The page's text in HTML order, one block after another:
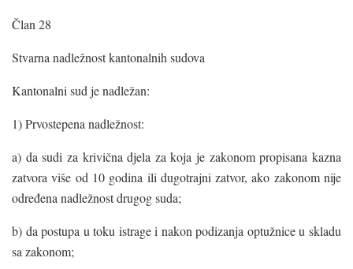
Član 28
Stvarna nadležnost kantonalnih sudova
Kantonalni sud je nadležan:
1) Prvostepena nadležnost:
a) da sudi za krivična djela za koja je zakonom propisana kazna
zatvora više od 10 godina ili dugotrajni zatvor, ako zakonom nije
određena nadležnost drugog suda;
b) da postupa u toku istrage i nakon podizanja optužnice u skladu
sa zakonom;